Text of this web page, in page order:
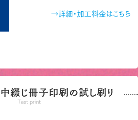
→詳細・加工料金はこちら
中綴じ冊子印刷の試し刷り
Test print